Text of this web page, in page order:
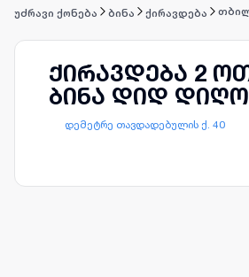
უძრავი ქონება ბინა ქირავდება
ქირავდება 2
ბინა დიდ
დემეტრე თავდადებულის ქ. 40